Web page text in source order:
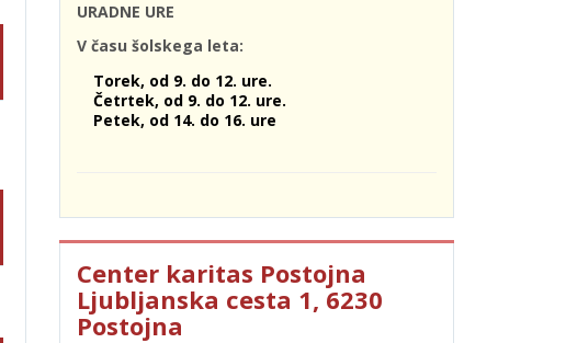
URADNE URE
V času šolskega leta:
Torek, od 9. do 12. ure.
Četrtek, od 9. do 12. ure.
Petek, od 14. do 16. ure
Center karitas Postojna
Ljubljanska cesta 1, 6230
Postojna